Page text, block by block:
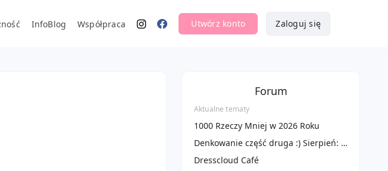
InfoBlog Współpraca Utwórz konto Zaloguj się
Forum
Aktualne tematy
1000 Rzeczy Mniej w 2026 Roku
Denkowanie część druga :) Sierpień: Czas na podróże! Zużywamy produkty do 100 ml ✈️🌴
Dresscloud Café